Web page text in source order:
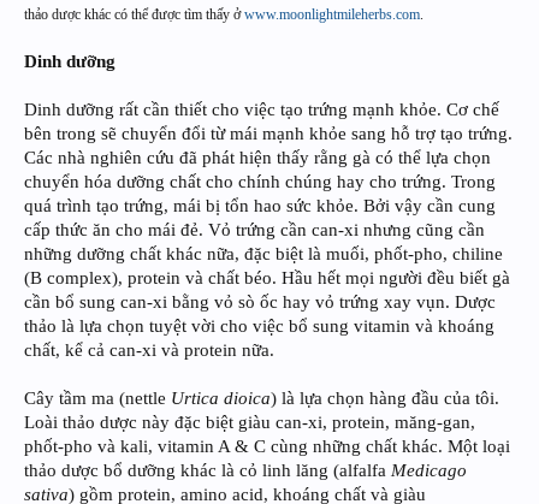
thảo dược khác có thể được tìm thấy ởwww.moonlightmileherbs.com.
Dinh dưỡng
Dinh dưỡng rất cần thiết cho việc tạo trứng mạnh khỏe. Cơ chế
bên trong sẽ chuyển đổi từ mái mạnh khỏe sang hỗ trợ tạo trứng.
Các nhà nghiên cứu đã phát hiện thấy rằng gà có thể lựa chọn
chuyển hóa dưỡng chất cho chính chúng hay cho trứng. Trong
quá trình tạo trứng, mái bị tổn hao sức khỏe. Bởi vậy cần cung
cấp thức ăn cho mái đẻ. Vỏ trứng cần can-xi nhưng cũng cần
những dưỡng chất khác nữa, đặc biệt là muối, phốt-pho, chiline
(B complex), protein và chất béo. Hầu hết mọi người đều biết gà
cần bổ sung can-xi bằng vỏ sò ốc hay vỏ trứng xay vụn. Dược
thảo là lựa chọn tuyệt vời cho việc bổ sung vitamin và khoáng
chất, kể cả can-xi và protein nữa.
Cây tầm ma (nettle Urtica dioica) là lựa chọn hàng đầu của tôi.
Loài thảo dược này đặc biệt giàu can-xi, protein, măng-gan,
phốt-pho và kali, vitamin A & C cùng những chất khác. Một loại
thảo dược bổ dưỡng khác là cỏ linh lăng (alfalfa Medicago
sativa) gồm protein, amino acid, khoáng chất và giàu